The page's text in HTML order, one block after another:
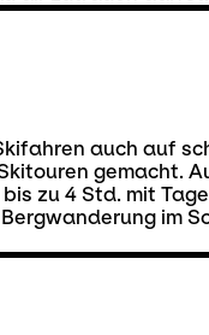
auch auf
gemacht.
zu 4 Std. mit
im